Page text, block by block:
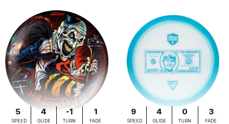
5
SPEED
4
GLIDE
-1
TURN
1
FADE
9
SPEED
4
GLIDE
0
TURN
3
FADE